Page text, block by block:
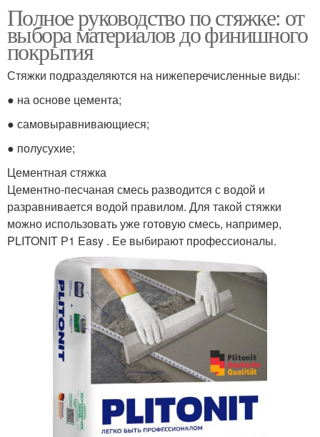
Полное руководство по стяжке: от
выбора материалов до финишного
покрытия
Стяжки подразделяются на нижеперечисленные виды:
● на основе цемента;
● самовыравнивающиеся;
● полусухие;
Цементная стяжка
Цементно-песчаная смесь разводится с водой и
разравнивается водой правилом. Для такой стяжки
можно использовать уже готовую смесь, например,
PLITONIT Р1 Easy . Ее выбирают профессионалы.